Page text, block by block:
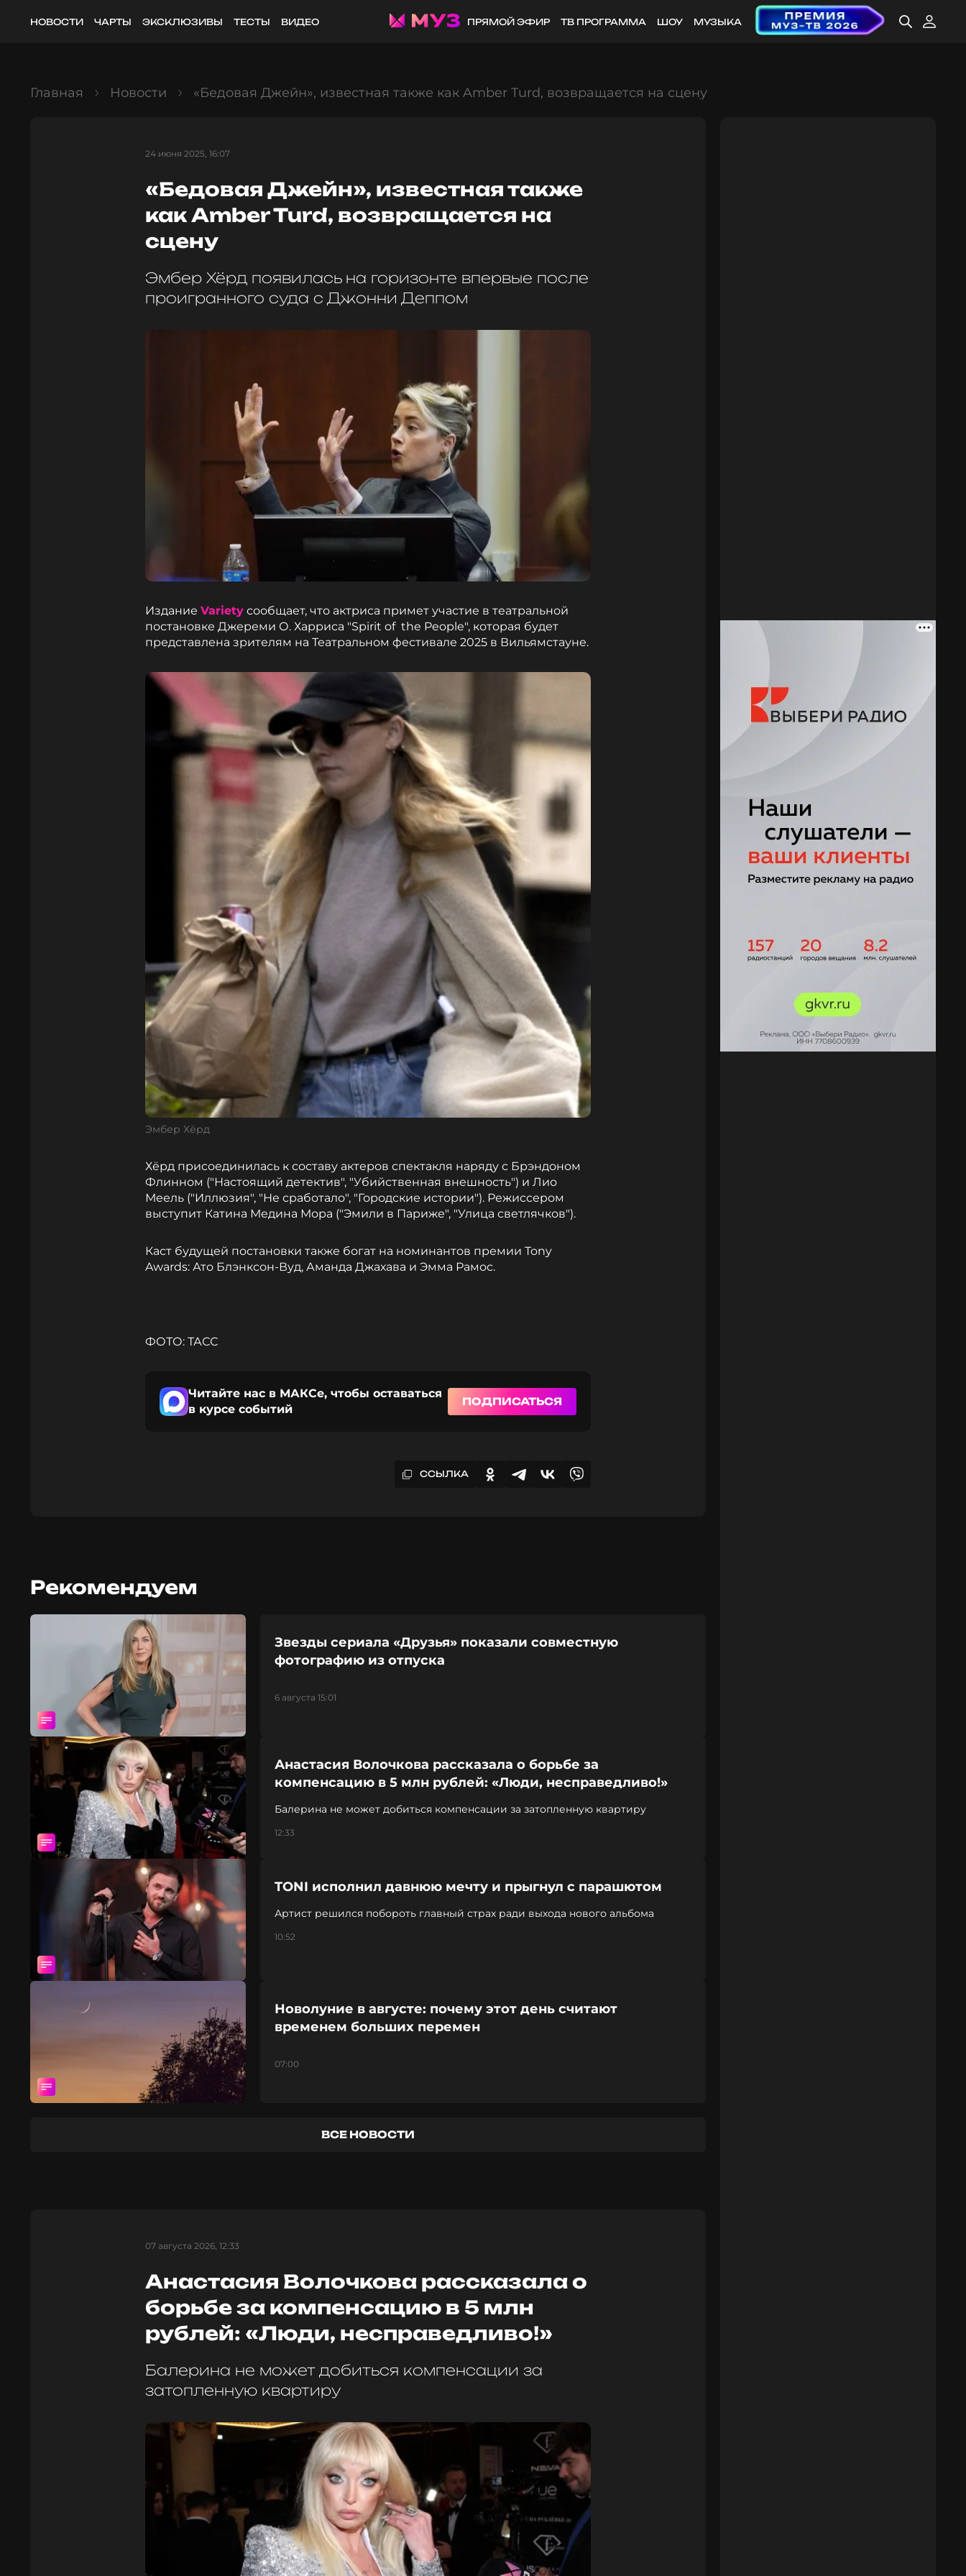
НОВОСТИ ЧАРТЫ ЭКСКЛЮЗИВЫ ТЕСТЫ ВИДЕО ПРЯМОЙ ЭФИР ТВ ПРОГРАММА ШОУ МУЗЫКА
Главная Новости «Бедовая Джейн», известная также как Amber Turd, возвращается на сцену
24 июня 2025, 16:07
«Бедовая Джейн», известная также
как Amber Turd, возвращается на
сцену
Эмбер Хёрд появилась на горизонте впервые после
проигранного суда с Джонни Деппом
Издание Variety сообщает, что актриса примет участие в театральной
постановке Джереми О. Харриса "Spirit of the People", которая будет
представлена зрителям на Театральном фестивале 2025 в Вильямстауне.
Эмбер Хёрд
Хёрд присоединилась к составу актеров спектакля наряду с Брэндоном
Флинном ("Настоящий детектив", "Убийственная внешность") и Лио
Меель ("Иллюзия", "Не сработало", "Городские истории"). Режиссером
выступит Катина Медина Мора ("Эмили в Париже", "Улица светлячков").
Каст будущей постановки также богат на номинантов премии Tony
Awards: Ато Блэнксон-Вуд, Аманда Джахава и Эмма Рамос.
ФОТО: ТАСС
Читайте нас в МАКСе, чтобы оставаться
в курсе событий
ПОДПИСАТЬСЯ
ССЫЛКА
Рекомендуем
Звезды сериала «Друзья» показали совместную
фотографию из отпуска
6 августа 15:01
Анастасия Волочкова рассказала о борьбе за
компенсацию в 5 млн рублей: «Люди, несправедливо!»
Балерина не может добиться компенсации за затопленную квартиру
12:33
TONI исполнил давнюю мечту и прыгнул с парашютом
Артист решился побороть главный страх ради выхода нового альбома
10:52
Новолуние в августе: почему этот день считают
временем больших перемен
07:00
ВСЕ НОВОСТИ
07 августа 2026, 12:33
Анастасия Волочкова рассказала о
борьбе за компенсацию в 5 млн
рублей: «Люди, несправедливо!»
Балерина не может добиться компенсации за
затопленную квартиру